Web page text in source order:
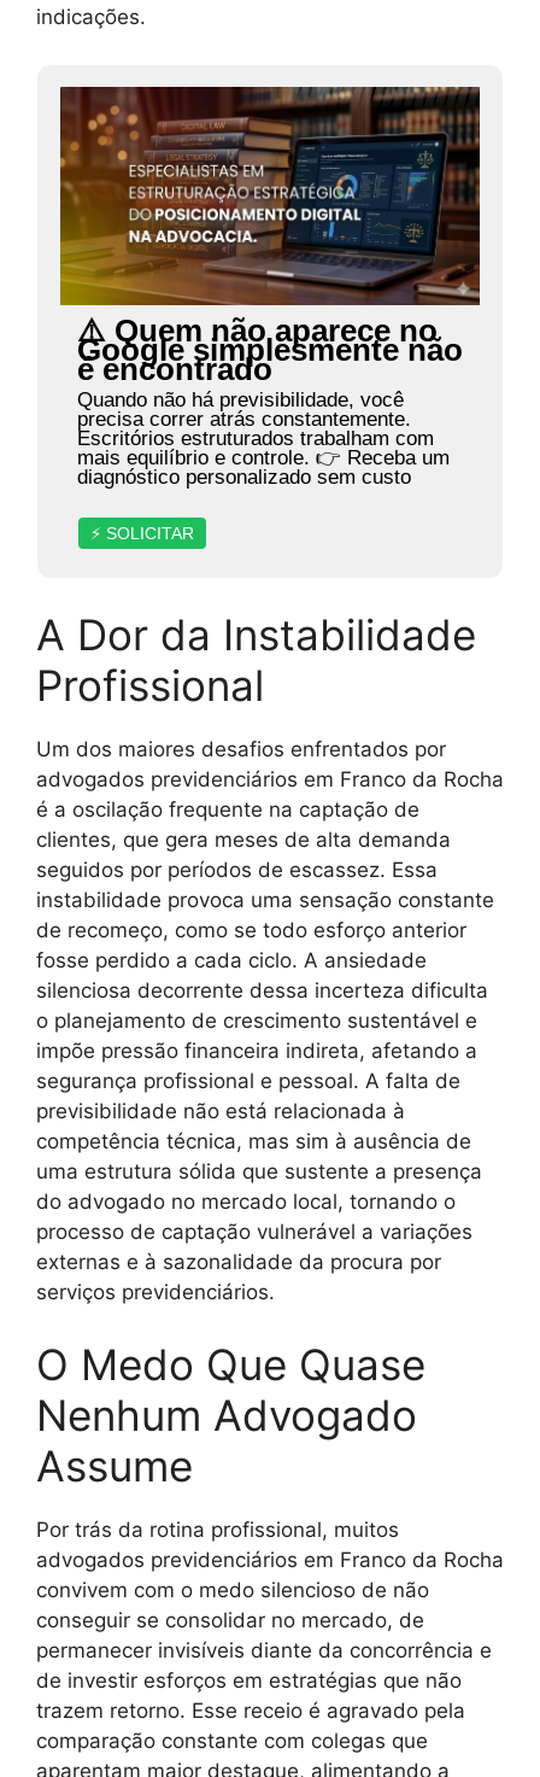
indicações.
⚠️ Quem não aparece no
Google simplesmente não
é encontrado
Quando não há previsibilidade, você
precisa correr atrás constantemente.
Escritórios estruturados trabalham com
mais equilíbrio e controle. 👉 Receba um
diagnóstico personalizado sem custo
⚡ SOLICITAR
A Dor da Instabilidade
Profissional
Um dos maiores desafios enfrentados por
advogados previdenciários em Franco da Rocha
é a oscilação frequente na captação de
clientes, que gera meses de alta demanda
seguidos por períodos de escassez. Essa
instabilidade provoca uma sensação constante
de recomeço, como se todo esforço anterior
fosse perdido a cada ciclo. A ansiedade
silenciosa decorrente dessa incerteza dificulta
o planejamento de crescimento sustentável e
impõe pressão financeira indireta, afetando a
segurança profissional e pessoal. A falta de
previsibilidade não está relacionada à
competência técnica, mas sim à ausência de
uma estrutura sólida que sustente a presença
do advogado no mercado local, tornando o
processo de captação vulnerável a variações
externas e à sazonalidade da procura por
serviços previdenciários.
O Medo Que Quase
Nenhum Advogado
Assume
Por trás da rotina profissional, muitos
advogados previdenciários em Franco da Rocha
convivem com o medo silencioso de não
conseguir se consolidar no mercado, de
permanecer invisíveis diante da concorrência e
de investir esforços em estratégias que não
trazem retorno. Esse receio é agravado pela
comparação constante com colegas que
aparentam maior destaque, alimentando a